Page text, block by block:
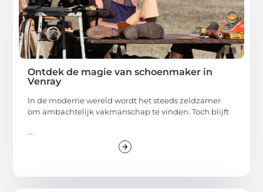
Ontdek de magie van schoenmaker in
Venray
In de moderne wereld wordt het steeds zeldzamer
om ambachtelijk vakmanschap te vinden. Toch blijft
...